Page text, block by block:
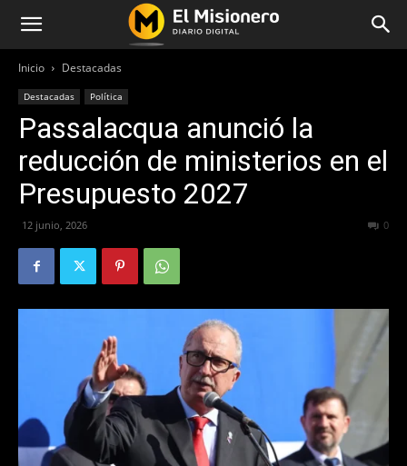
Inicio Destacadas
Destacadas Política
Passalacqua anunció la
reducción de ministerios en el
Presupuesto 2027
12 junio, 2026 0